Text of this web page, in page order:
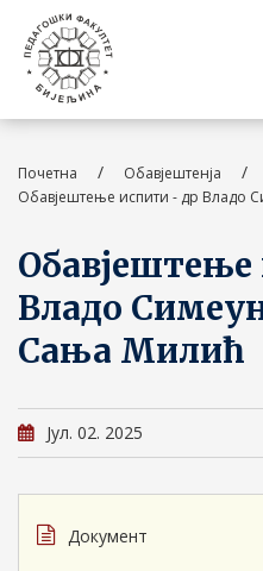
Почетна / Обавјештенја /
Обавјештење испити - др Владо
Владо
Сања Милић
Јул. 02. 2025
Документ